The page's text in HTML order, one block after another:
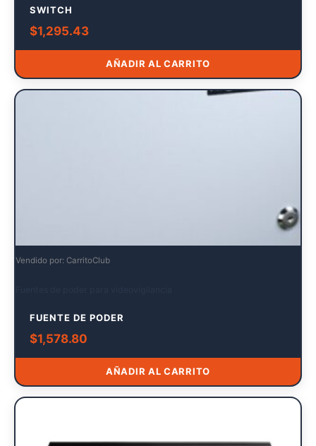
SWITCH
$1,295.43
AÑADIR AL CARRITO
Vendido por: CarritoClub
FUENTE DE PODER
$1,578.80
AÑADIR AL CARRITO